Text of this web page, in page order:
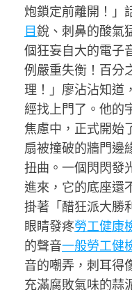
炮鎖定前離開！」
目銳、刺鼻的酸氣
個狂妄自大的電子
例嚴重失衡！百分
理！」廖沾沾知道
經找上門了。他的
焦慮中，正式開始
扇被撞破的牆門邊
扭曲。一個閃閃發
進來，它的底座還
掛著「醋狂派大勝
眼睛發疼勞工健康
的聲音一般勞工健
音的嘲弄，刺耳得
充滿腐敗氣味的蒜